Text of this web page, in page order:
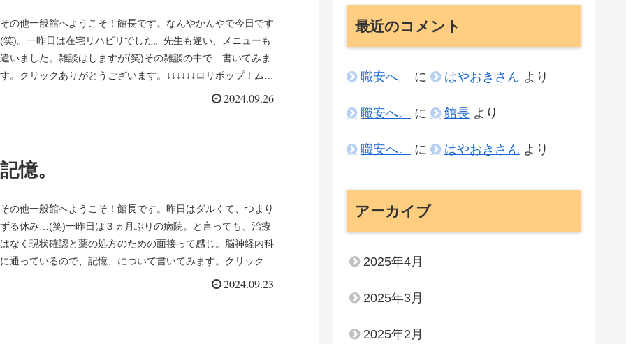
その他一般館へようこそ！館長です。なんやかんやで今日です
(笑)。一昨日は在宅リハビリでした。先生も違い、メニューも
違いました。雑談はしますが(笑)その雑談の中で…書いてみま
す。クリックありがとうございます。↓↓↓↓↓↓ロリポップ！ムー
2024.09.26
記憶。
その他一般館へようこそ！館長です。昨日はダルくて、つまり
ずる休み…(笑)一昨日は３ヵ月ぶりの病院。と言っても、治療
はなく現状確認と薬の処方のための面接って感じ。脳神経内科
に通っているので、記憶、について書いてみます。クリックあ
2024.09.23
最近のコメント
職安へ。 に はやおきさん より
職安へ。 に 館長 より
職安へ。 に はやおきさん より
アーカイブ
2025年4月
2025年3月
2025年2月